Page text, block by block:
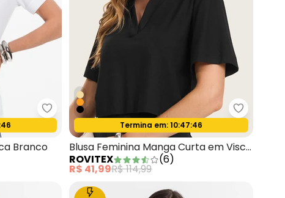
Verde
Select - Polo Feminina Piquet Básica Branco
Branco
Rovitex -
Oferta relâmpago
Termina em:10:47:44
Blusa Feminina Manga Curta em Visco
Preto
ROVITEX (6)
R$ 41,99R$ 114,99